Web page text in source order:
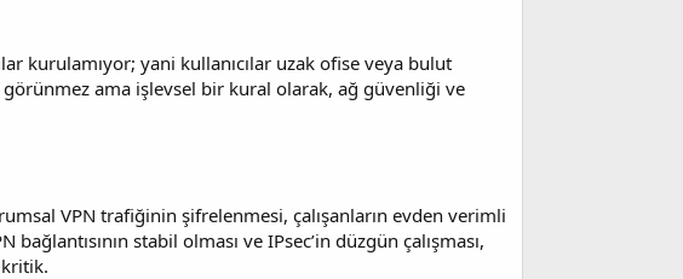
kurulamıyor; yani kullanıcılar uzak ofise veya bulut
görünmez ama işlevsel bir kural olarak, ağ güvenliği ve
VPN trafiğinin şifrelenmesi, çalışanların evden verimli
stabil olması ve IPsec’in düzgün çalışması,